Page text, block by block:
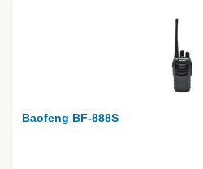
Baofeng BF-888S